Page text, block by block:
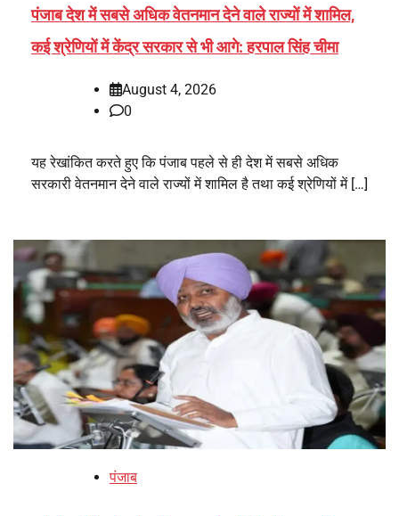
पंजाब देश में सबसे अधिक वेतनमान देने वाले राज्यों में शामिल,
कई श्रेणियों में केंद्र सरकार से भी आगे: हरपाल सिंह चीमा
August 4, 2026
0
यह रेखांकित करते हुए कि पंजाब पहले से ही देश में सबसे अधिक
सरकारी वेतनमान देने वाले राज्यों में शामिल है तथा कई श्रेणियों में […]
पंजाब